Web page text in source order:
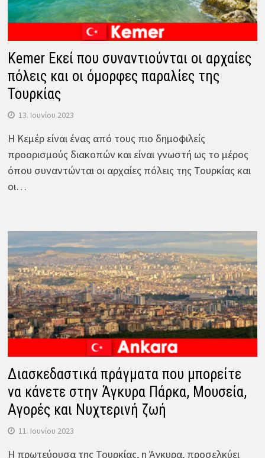
Kemer Εκεί που συναντιούνται οι αρχαίες
πόλεις και οι όμορφες παραλίες της
Τουρκίας
13. Ιουνίου 2023
Η Κεμέρ είναι ένας από τους πιο δημοφιλείς
προορισμούς διακοπών και είναι γνωστή ως το μέρος
όπου συναντώνται οι αρχαίες πόλεις της Τουρκίας και
οι…
Διασκεδαστικά πράγματα που μπορείτε
να κάνετε στην Άγκυρα Πάρκα, Μουσεία,
Αγορές και Νυχτερινή ζωή
11. Ιουνίου 2023
Η πρωτεύουσα της Τουρκίας, η Άγκυρα, προσελκύει